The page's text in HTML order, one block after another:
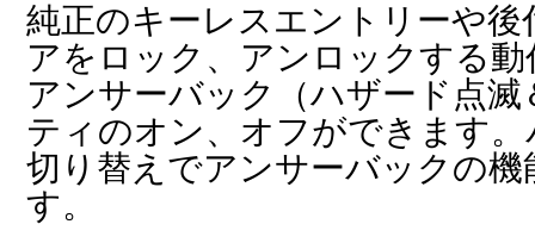
純正のキーレスエントリーや
アをロック、アンロックする
アンサーバック（ハザード点
ティのオン、オフができます
切り替えでアンサーバックの
す。